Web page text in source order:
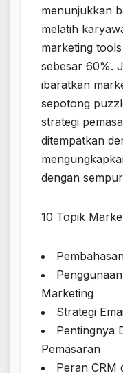
menunjukkan
melatih
marketing
sebesar 60%.
ibaratkan
sepotong
strategi
ditempatkan
dengan
10 Topik
Marketing
Strategi
Pentingnya
Pemasaran
Peran CRM